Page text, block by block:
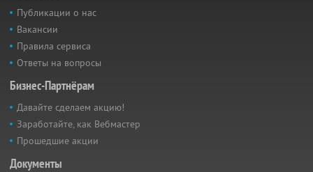
Публикации о нас
Вакансии
Правила сервиса
Ответы на вопросы
Бизнес-Партнёрам
Давайте сделаем акцию!
Заработайте, как Вебмастер
Прошедшие акции
Документы